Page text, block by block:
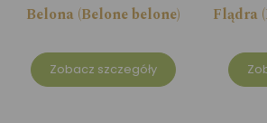
Belona (Belone belone)
Zobacz szczegóły
Flądra